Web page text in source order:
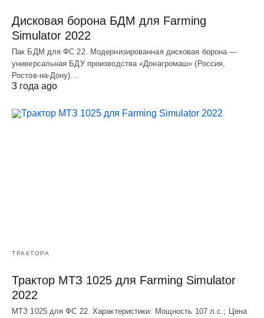
Дисковая борона БДМ для Farming
Simulator 2022
Пак БДМ для ФС 22. Модернизированная дисковая борона —
универсальная БДУ производства «Донагромаш» (Россия,
Ростов-на-Дону)…
3 года ago
ТРАКТОРА
Трактор МТЗ 1025 для Farming Simulator
2022
МТЗ 1025 для ФС 22. Характеристики: Мощность 107 л.c.; Цена